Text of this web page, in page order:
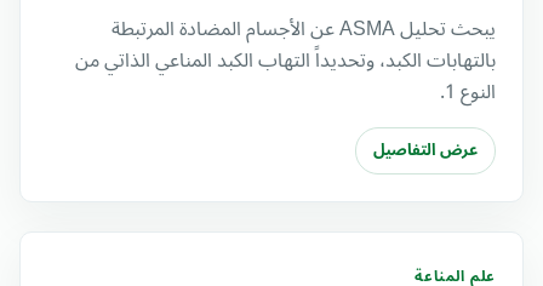
يبحث تحليل ASMA عن الأجسام المضادة المرتبطة
بالتهابات الكبد، وتحديداً التهاب الكبد المناعي الذاتي من
النوع 1.
عرض التفاصيل
علم المناعة